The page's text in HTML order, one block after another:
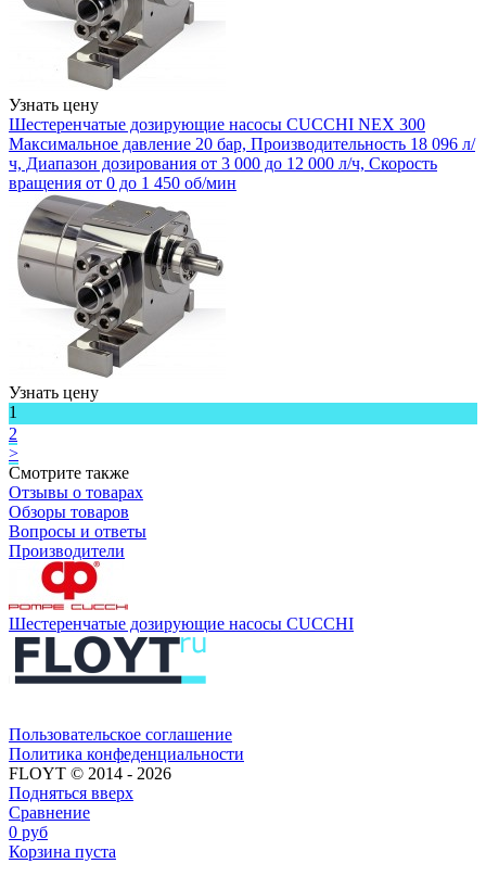
Узнать цену
Шестеренчатые дозирующие насосы CUCCHI NEX 300
Максимальное давление 20 бар, Производительность 18 096 л/
ч, Диапазон дозирования от 3 000 до 12 000 л/ч, Скорость
вращения от 0 до 1 450 об/мин
Узнать цену
1
2
>
Смотрите также
Отзывы о товарах
Обзоры товаров
Вопросы и ответы
Производители
Шестеренчатые дозирующие насосы CUCCHI
Пользовательское соглашение​​
Политика конфеденциальности​
FLOYT © 2014 - 2026
Подняться вверх
Сравнение
0 руб
Корзина пуста